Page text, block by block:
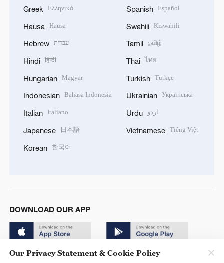
Greek Ελληνικά
Hausa Hausa
Hebrew עברית
Hindi हिन्दी
Hungarian Magyar
Indonesian Bahasa Indonesia
Italian Italiano
Japanese 日本語
Korean 한국어
Spanish Español
Swahili Kiswahili
Tamil தமிழ்
Thai ไทย
Turkish Türkçe
Ukrainian Українська
Urdu اردو
Vietnamese Tiếng Việt
DOWNLOAD OUR APP
Our Privacy Statement & Cookie Policy